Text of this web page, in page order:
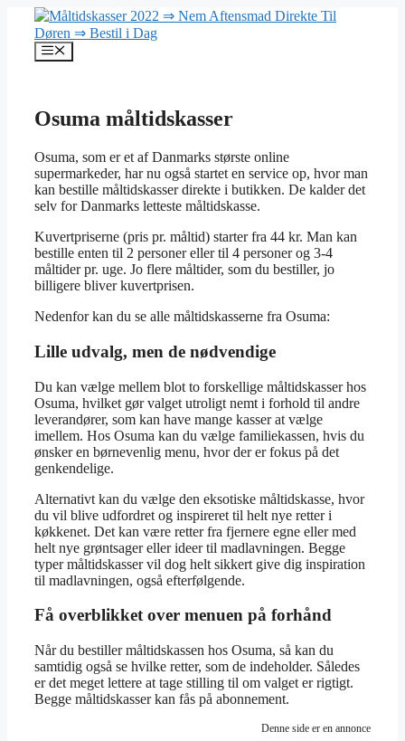
indhold
Menu
Osuma måltidskasser
Osuma, som er et af Danmarks største online
supermarkeder, har nu også startet en service op, hvor man
kan bestille måltidskasser direkte i butikken. De kalder det
selv for Danmarks letteste måltidskasse.
Kuvertpriserne (pris pr. måltid) starter fra 44 kr. Man kan
bestille enten til 2 personer eller til 4 personer og 3-4
måltider pr. uge. Jo flere måltider, som du bestiller, jo
billigere bliver kuvertprisen.
Nedenfor kan du se alle måltidskasserne fra Osuma:
Lille udvalg, men de nødvendige
Du kan vælge mellem blot to forskellige måltidskasser hos
Osuma, hvilket gør valget utroligt nemt i forhold til andre
leverandører, som kan have mange kasser at vælge
imellem. Hos Osuma kan du vælge familiekassen, hvis du
ønsker en børnevenlig menu, hvor der er fokus på det
genkendelige.
Alternativt kan du vælge den eksotiske måltidskasse, hvor
du vil blive udfordret og inspireret til helt nye retter i
køkkenet. Det kan være retter fra fjernere egne eller med
helt nye grøntsager eller ideer til madlavningen. Begge
typer måltidskasser vil dog helt sikkert give dig inspiration
til madlavningen, også efterfølgende.
Få overblikket over menuen på forhånd
Når du bestiller måltidskassen hos Osuma, så kan du
samtidig også se hvilke retter, som de indeholder. Således
er det meget lettere at tage stilling til om valget er rigtigt.
Begge måltidskasser kan fås på abonnement.
Denne side er en annonce